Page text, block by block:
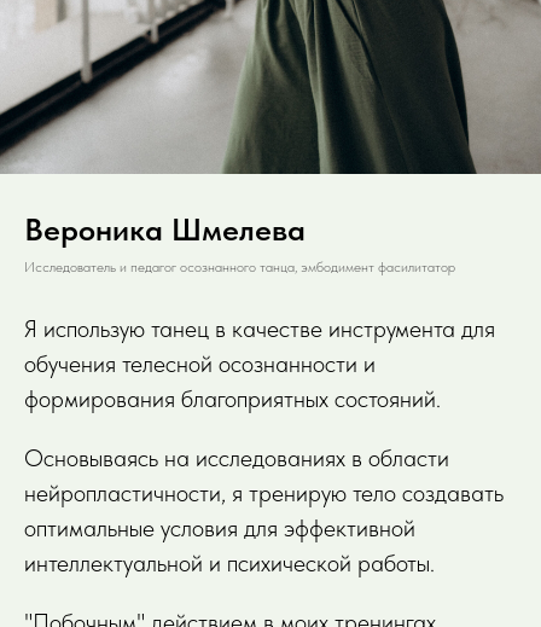
Вероника Шмелева
Исследователь и педагог осознанного танца, эмбодимент фасилитатор
Я использую танец в качестве инструмента для
обучения телесной осознанности и
формирования благоприятных состояний.
Основываясь на исследованиях в области
нейропластичности, я тренирую тело создавать
оптимальные условия для эффективной
интеллектуальной и психической работы.